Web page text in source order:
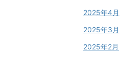
2025年4月
2025年3月
2025年2月